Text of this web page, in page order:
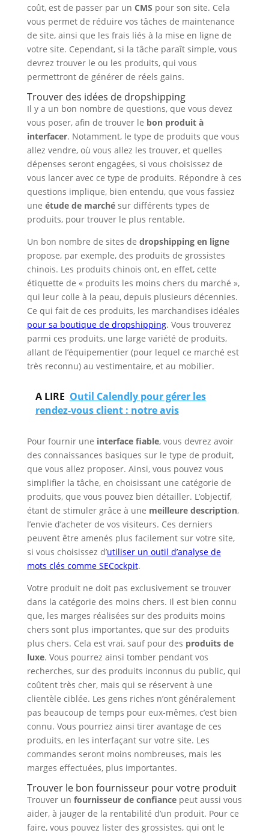
coût, est de passer par un CMS pour son site. Cela
vous permet de réduire vos tâches de maintenance
de site, ainsi que les frais liés à la mise en ligne de
votre site. Cependant, si la tâche paraît simple, vous
devrez trouver le ou les produits, qui vous
permettront de générer de réels gains.
Trouver des idées de dropshipping
Il y a un bon nombre de questions, que vous devez
vous poser, afin de trouver le bon produit à
interfacer. Notamment, le type de produits que vous
allez vendre, où vous allez les trouver, et quelles
dépenses seront engagées, si vous choisissez de
vous lancer avec ce type de produits. Répondre à ces
questions implique, bien entendu, que vous fassiez
une étude de marchésur différents types de
produits, pour trouver le plus rentable.
Un bon nombre de sites de dropshipping en ligne
propose, par exemple, des produits de grossistes
chinois. Les produits chinois ont, en effet, cette
étiquette de « produits les moins chers du marché »,
qui leur colle à la peau, depuis plusieurs décennies.
Ce qui fait de ces produits, les marchandises idéales
pour sa boutique de dropshipping. Vous trouverez
parmi ces produits, une large variété de produits,
allant de l’équipementier (pour lequel ce marché est
très reconnu) au vestimentaire, et au mobilier.
A LIRE Outil Calendly pour gérer les
rendez-vous client : notre avis
Pour fournir une interface fiable, vous devrez avoir
des connaissances basiques sur le type de produit,
que vous allez proposer. Ainsi, vous pouvez vous
simplifier la tâche, en choisissant une catégorie de
produits, que vous pouvez bien détailler. L’objectif,
étant de stimuler grâce à une meilleure description,
l’envie d’acheter de vos visiteurs. Ces derniers
peuvent être amenés plus facilement sur votre site,
si vous choisissez d’utiliser un outil d’analyse de
mots clés comme SECockpit.
Votre produit ne doit pas exclusivement se trouver
dans la catégorie des moins chers. Il est bien connu
que, les marges réalisées sur des produits moins
chers sont plus importantes, que sur des produits
plus chers. Cela est vrai, sauf pour des produits de
luxe. Vous pourrez ainsi tomber pendant vos
recherches, sur des produits inconnus du public, qui
coûtent très cher, mais qui se réservent à une
clientèle ciblée. Les gens riches n’ont généralement
pas beaucoup de temps pour eux-mêmes, c’est bien
connu. Vous pourriez ainsi tirer avantage de ces
produits, en les interfaçant sur votre site. Les
commandes seront moins nombreuses, mais les
marges effectuées, plus importantes.
Trouver le bon fournisseur pour votre produit
Trouver un fournisseur de confiancepeut aussi vous
aider, à jauger de la rentabilité d’un produit. Pour ce
faire, vous pouvez lister des grossistes, qui ont le